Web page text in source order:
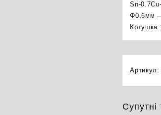
Sn-
Φ0.6мм —
Котушка
Артикул:
Супутні